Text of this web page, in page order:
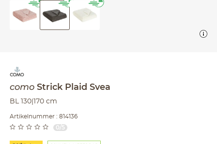
como Strick Plaid Svea
BL 130|170 cm
Artikelnummer : 814136
0/5